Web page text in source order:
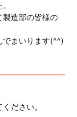
製造部の皆様の
でまいります(^^)
ください。